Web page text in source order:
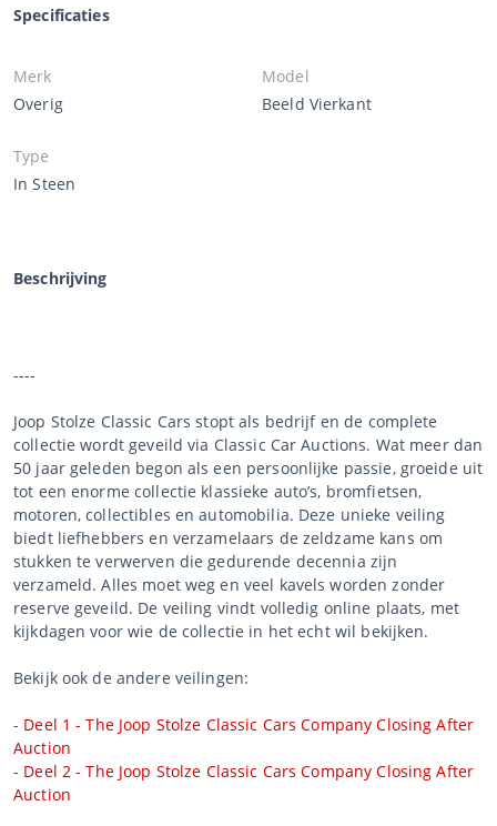
Specificaties
Merk
Overig
Model
Beeld Vierkant
Type
In Steen
Beschrijving
----
Joop Stolze Classic Cars stopt als bedrijf en de complete
collectie wordt geveild via Classic Car Auctions. Wat meer dan
50 jaar geleden begon als een persoonlijke passie, groeide uit
tot een enorme collectie klassieke auto’s, bromfietsen,
motoren, collectibles en automobilia. Deze unieke veiling
biedt liefhebbers en verzamelaars de zeldzame kans om
stukken te verwerven die gedurende decennia zijn
verzameld. Alles moet weg en veel kavels worden zonder
reserve geveild. De veiling vindt volledig online plaats, met
kijkdagen voor wie de collectie in het echt wil bekijken.
Bekijk ook de andere veilingen:
- Deel 1 - The Joop Stolze Classic Cars Company Closing After
Auction
- Deel 2 - The Joop Stolze Classic Cars Company Closing After
Auction